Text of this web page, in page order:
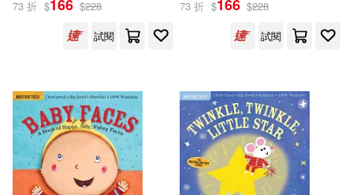
73 折 $166 $228
試閱
73 折 $166 $228
試閱